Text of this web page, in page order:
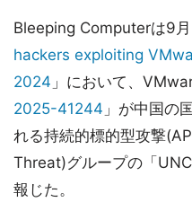
Bleeping Computerは9
hackers exploiting
2024 」において、
2025-41244 」が中国の
れる持続的標的型攻撃
Threat)グループの「
報じた。